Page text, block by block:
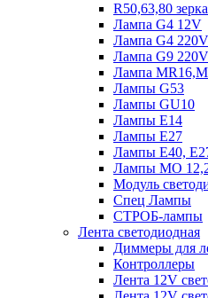
R50,63,80
Лампа G4 12V
Лампа G4 220V
Лампа G9 220V
Лампа
Лампы G53
Лампы GU10
Лампы Е14
Лампы Е27
Лампы Е40,
Лампы МО
Модуль
Спец Лампы
СТРОБ-лампы
Лента светодиодная
Диммеры для
Контроллеры
Лента 12V